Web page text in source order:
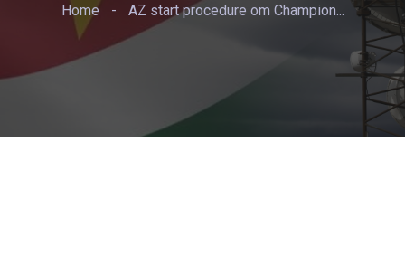
Home - AZ start procedure om Champion...